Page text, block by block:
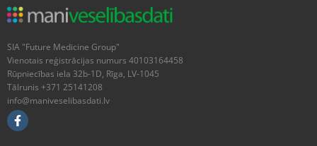
SIA "Future Medicine Group"
Vienotais reģistrācijas numurs 40103164458
Rūpniecības iela 32b-1D, Rīga, LV-1045
Tālrunis +371 25141208
info@maniveselibasdati.lv